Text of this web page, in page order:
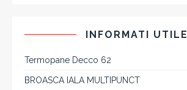
INFORMATI UTILE
Termopane Decco 62
BROASCA IALA MULTIPUNCT